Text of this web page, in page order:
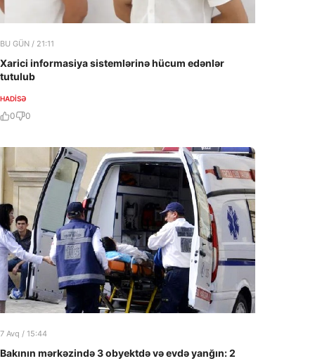
BU GÜN / 21:11
Xarici informasiya sistemlərinə hücum edənlər
tutulub
HADISƏ
0 0
7 Avq / 15:44
Bakının mərkəzində 3 obyektdə və evdə yanğın: 2